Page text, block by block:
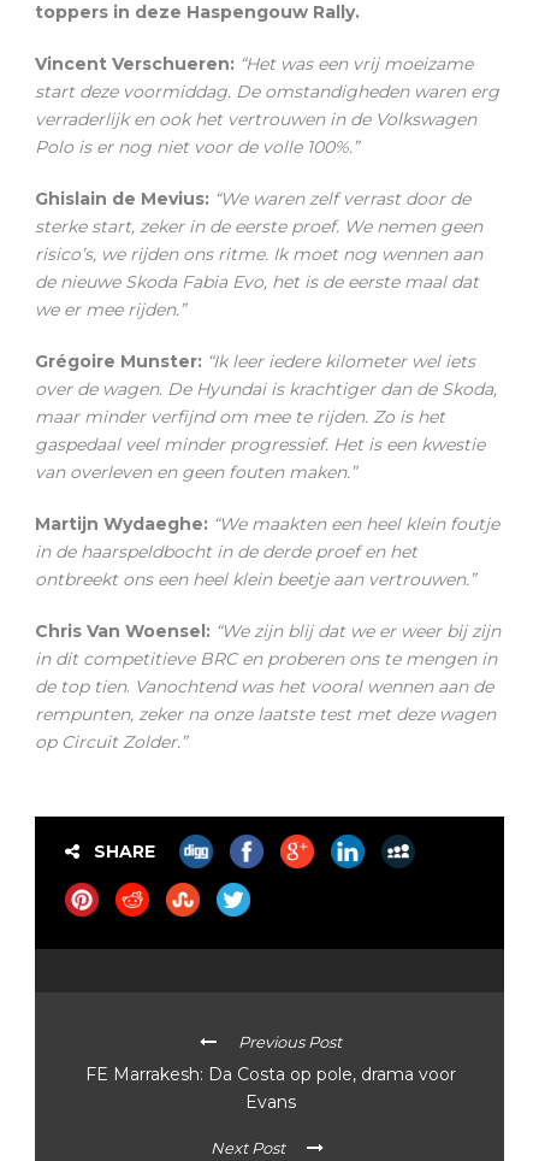
toppers in deze Haspengouw Rally.
Vincent Verschueren: “Het was een vrij moeizame
start deze voormiddag. De omstandigheden waren erg
verraderlijk en ook het vertrouwen in de Volkswagen
Polo is er nog niet voor de volle 100%.”
Ghislain de Mevius: “We waren zelf verrast door de
sterke start, zeker in de eerste proef. We nemen geen
risico’s, we rijden ons ritme. Ik moet nog wennen aan
de nieuwe Skoda Fabia Evo, het is de eerste maal dat
we er mee rijden.”
Grégoire Munster: “Ik leer iedere kilometer wel iets
over de wagen. De Hyundai is krachtiger dan de Skoda,
maar minder verfijnd om mee te rijden. Zo is het
gaspedaal veel minder progressief. Het is een kwestie
van overleven en geen fouten maken.”
Martijn Wydaeghe: “We maakten een heel klein foutje
in de haarspeldbocht in de derde proef en het
ontbreekt ons een heel klein beetje aan vertrouwen.”
Chris Van Woensel: “We zijn blij dat we er weer bij zijn
in dit competitieve BRC en proberen ons te mengen in
de top tien. Vanochtend was het vooral wennen aan de
rempunten, zeker na onze laatste test met deze wagen
op Circuit Zolder.”
SHARE
Previous Post
FE Marrakesh: Da Costa op pole, drama voor
Evans
Next Post